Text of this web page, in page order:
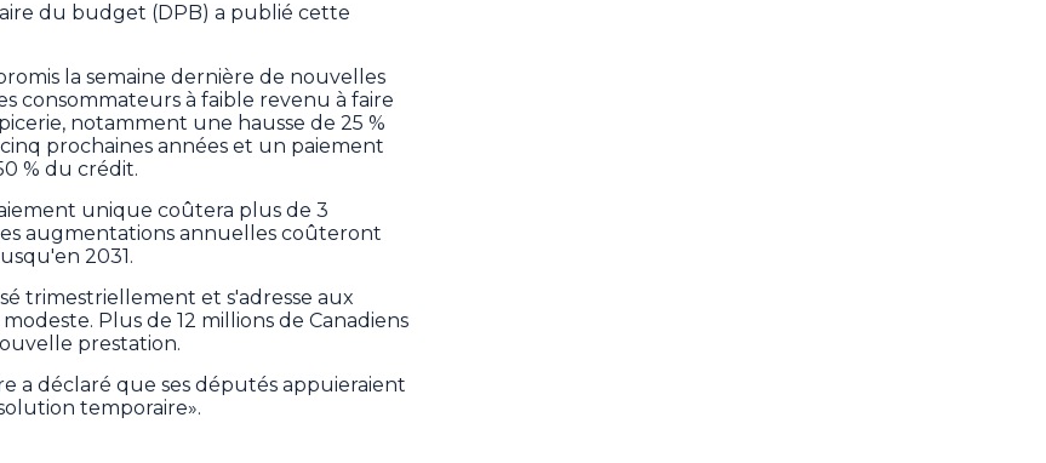
du budget (DPB) a publié cette
la semaine dernière de nouvelles
consommateurs à faible revenu à faire
notamment une hausse de 25 %
prochaines années et un paiement
% du crédit.
unique coûtera plus de 3
augmentations annuelles coûteront
2031.
trimestriellement et s'adresse aux
Plus de 12 millions de Canadiens
prestation.
a déclaré que ses députés appuieraient
temporaire».